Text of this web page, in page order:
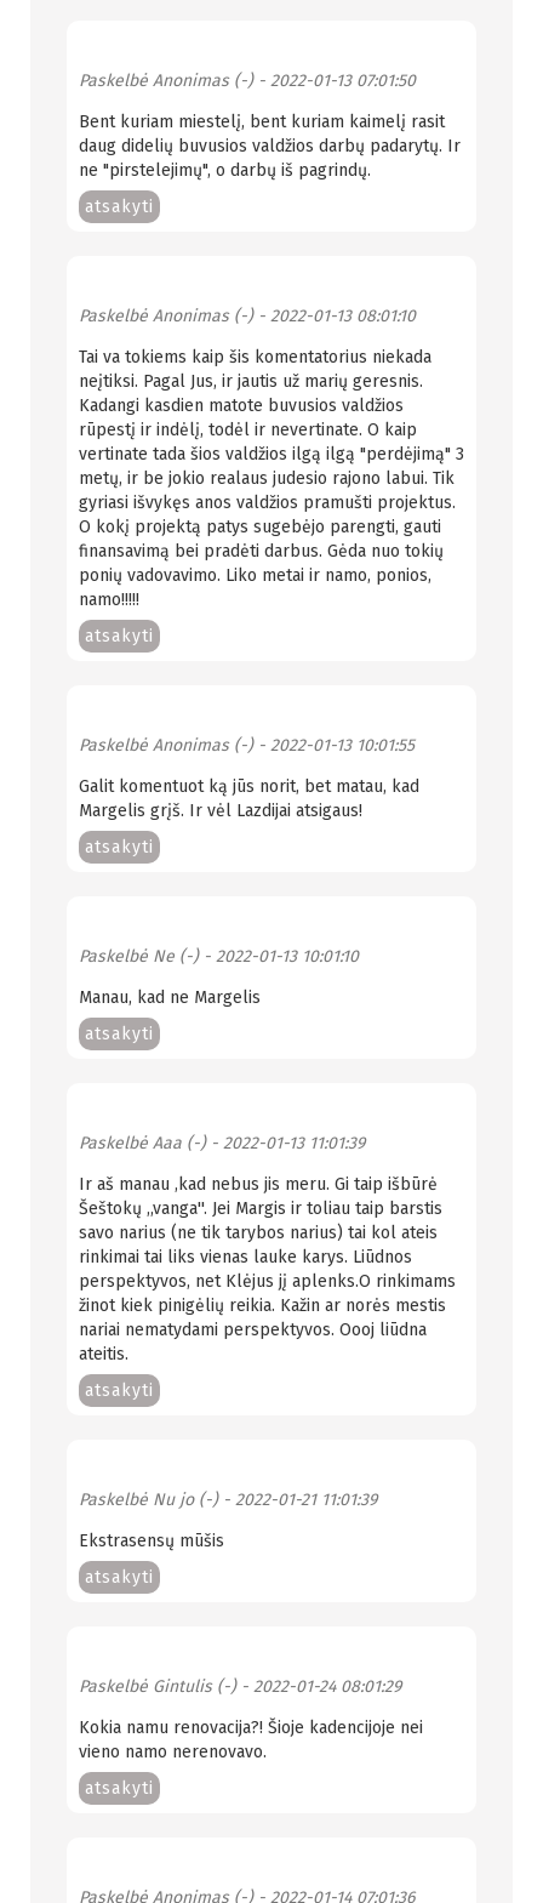
Paskelbė Anonimas (-)- 2022-01-13 07:01:50
Bent kuriam miestelį, bent kuriam kaimelį rasit
daug didelių buvusios valdžios darbų padarytų. Ir
ne "pirstelejimų", o darbų iš pagrindų.
atsakyti
Paskelbė Anonimas (-)- 2022-01-13 08:01:10
Tai va tokiems kaip šis komentatorius niekada
neįtiksi. Pagal Jus, ir jautis už marių geresnis.
Kadangi kasdien matote buvusios valdžios
rūpestį ir indėlį, todėl ir nevertinate. O kaip
vertinate tada šios valdžios ilgą ilgą "perdėjimą" 3
metų, ir be jokio realaus judesio rajono labui. Tik
gyriasi išvykęs anos valdžios pramušti projektus.
O kokį projektą patys sugebėjo parengti, gauti
finansavimą bei pradėti darbus. Gėda nuo tokių
ponių vadovavimo. Liko metai ir namo, ponios,
namo!!!!!
atsakyti
Paskelbė Anonimas (-)- 2022-01-13 10:01:55
Galit komentuot ką jūs norit, bet matau, kad
Margelis grįš. Ir vėl Lazdijai atsigaus!
atsakyti
Paskelbė Ne (-)- 2022-01-13 10:01:10
Manau, kad ne Margelis
atsakyti
Paskelbė Aaa (-)- 2022-01-13 11:01:39
Ir aš manau ,kad nebus jis meru. Gi taip išbūrė
Šeštokų ,,vanga''. Jei Margis ir toliau taip barstis
savo narius (ne tik tarybos narius) tai kol ateis
rinkimai tai liks vienas lauke karys. Liūdnos
perspektyvos, net Klėjus jį aplenks.O rinkimams
žinot kiek pinigėlių reikia. Kažin ar norės mestis
nariai nematydami perspektyvos. Oooj liūdna
ateitis.
atsakyti
Paskelbė Nu jo (-)- 2022-01-21 11:01:39
Ekstrasensų mūšis
atsakyti
Paskelbė Gintulis (-)- 2022-01-24 08:01:29
Kokia namu renovacija?! Šioje kadencijoje nei
vieno namo nerenovavo.
atsakyti
Paskelbė Anonimas (-)- 2022-01-14 07:01:36